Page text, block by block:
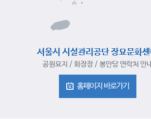
서울시 시설관리공단 장묘문화센
공원묘지 / 화장장 / 봉안당 연락처 안
홈페이지 바로가기